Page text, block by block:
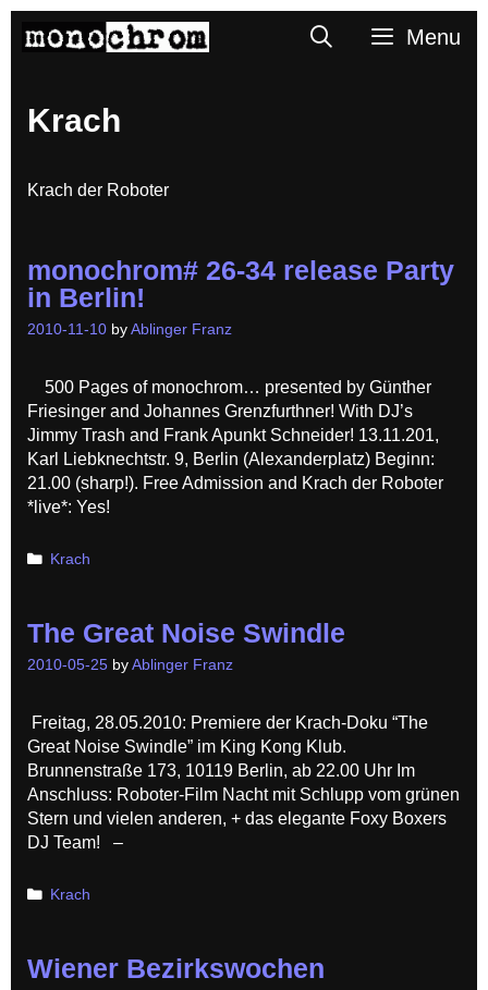
SearchMenu
Krach
Krach der Roboter
monochrom# 26-34 release Party
in Berlin!
2010-11-10 by Ablinger Franz
500 Pages of monochrom… presented by Günther
Friesinger and Johannes Grenzfurthner! With DJ’s
Jimmy Trash and Frank Apunkt Schneider! 13.11.201,
Karl Liebknechtstr. 9, Berlin (Alexanderplatz) Beginn:
21.00 (sharp!). Free Admission and Krach der Roboter
*live*: Yes!
Categories
Krach
The Great Noise Swindle
2010-05-25 by Ablinger Franz
Freitag, 28.05.2010: Premiere der Krach-Doku “The
Great Noise Swindle” im King Kong Klub.
Brunnenstraße 173, 10119 Berlin, ab 22.00 Uhr Im
Anschluss: Roboter-Film Nacht mit Schlupp vom grünen
Stern und vielen anderen, + das elegante Foxy Boxers
DJ Team! –
Categories
Krach
Wiener Bezirkswochen